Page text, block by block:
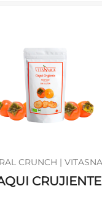
CRUNCH |
CRUJIENTE